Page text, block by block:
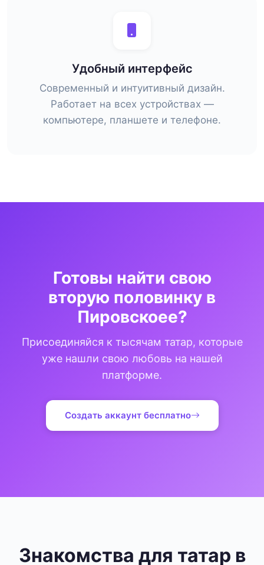
Удобный интерфейс
Современный и интуитивный дизайн.
Работает на всех устройствах —
компьютере, планшете и телефоне.
Готовы найти свою
вторую половинку в
Пировскоее?
Присоединяйся к тысячам татар, которые
уже нашли свою любовь на нашей
платформе.
Создать аккаунт бесплатно
Знакомства для татар в